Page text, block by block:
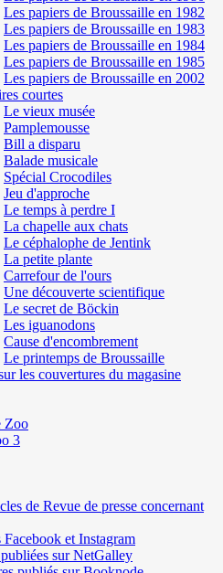
Les papiers de Broussaille en 1982
Les papiers de Broussaille en 1983
Les papiers de Broussaille en 1984
Les papiers de Broussaille en 1985
Les papiers de Broussaille en 2002
courtes
Le vieux musée
Pamplemousse
Bill a disparu
Balade musicale
Spécial Crocodiles
Jeu d'approche
Le temps à perdre I
La chapelle aux chats
Le céphalophe de Jentink
La petite plante
Carrefour de l'ours
Une découverte scientifique
Le secret de Böckin
Les iguanodons
Cause d'encombrement
Le printemps de Broussaille
les couvertures du magasine
Zoo
3
de Revue de presse concernant
et Instagram
sur NetGalley